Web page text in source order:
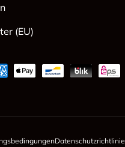
(EU)
Datenschutzrichtlinie